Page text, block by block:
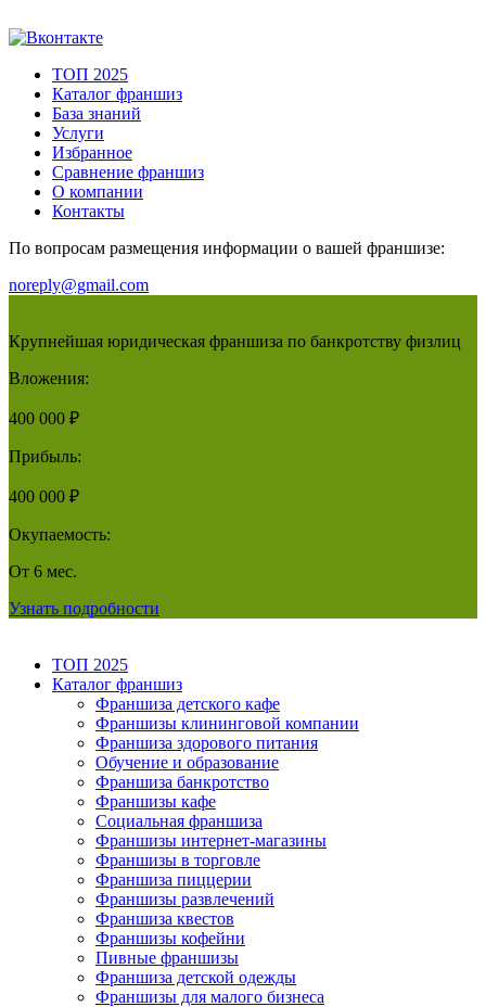
ТОП 2025
Каталог франшиз
База знаний
Услуги
Избранное
Сравнение франшиз
О компании
Контакты
По вопросам размещения информации о вашей франшизе:
noreply@gmail.com
Крупнейшая юридическая франшиза по банкротству физлиц
Вложения:
400 000 ₽
Прибыль:
400 000 ₽
Окупаемость:
От 6 мес.
Узнать подробности
ТОП 2025
Каталог франшиз
Франшиза детского кафе
Франшизы клининговой компании
Франшиза здорового питания
Обучение и образование
Франшиза банкротство
Франшизы кафе
Социальная франшиза
Франшизы интернет-магазины
Франшизы в торговле
Франшиза пиццерии
Франшизы развлечений
Франшиза квестов
Франшизы кофейни
Пивные франшизы
Франшиза детской одежды
Франшизы для малого бизнеса